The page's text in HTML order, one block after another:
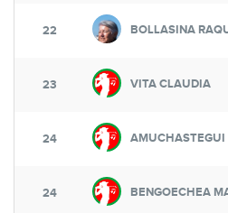
22 BOLLASINA
23 VITA CLAUDIA
24 AMUCHASTEGUI
24 BENGOECHEA